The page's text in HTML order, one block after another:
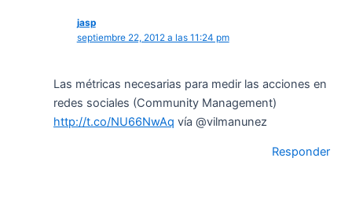
jasp
septiembre 22, 2012 a las 11:24 pm
Las métricas necesarias para medir las acciones en
redes sociales (Community Management)
http://t.co/NU66NwAq vía @vilmanunez
Responder